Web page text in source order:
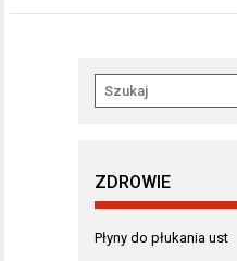
ZDROWIE
Płyny do płukania ust